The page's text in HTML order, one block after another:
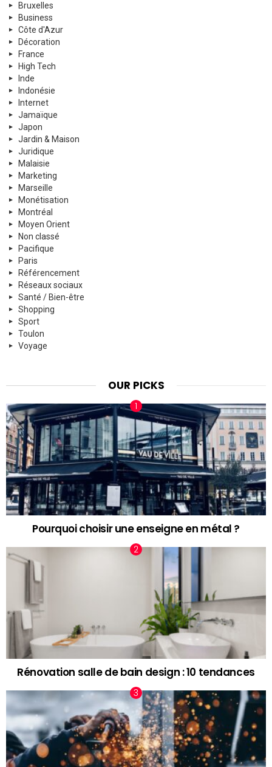
Bruxelles
Business
Côte d'Azur
Décoration
France
High Tech
Inde
Indonésie
Internet
Jamaïque
Japon
Jardin & Maison
Juridique
Malaisie
Marketing
Marseille
Monétisation
Montréal
Moyen Orient
Non classé
Pacifique
Paris
Référencement
Réseaux sociaux
Santé / Bien-être
Shopping
Sport
Toulon
Voyage
OUR PICKS
Pourquoi choisir une enseigne en métal ?
Rénovation salle de bain design : 10 tendances